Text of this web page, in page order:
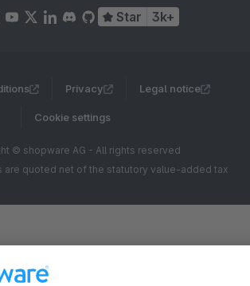
Star 3k+
Privacy Legal notice
Cookie settings
© shopware AG - All rights reserved
are quoted net of the statutory value-added tax